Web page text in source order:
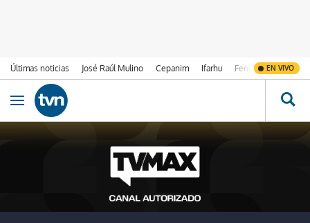
Últimas noticias José Raúl Mulino Cepanim Ifarhu Fenómeno de El
EN VIVO
Ir al contenido
Obrir navegació